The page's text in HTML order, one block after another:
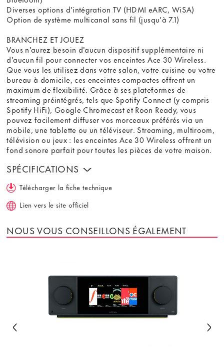
Diverses options d'intégration TV (HDMI eARC, WiSA)
Option de système multicanal sans fil (jusqu'à 7.1)
BRANCHEZ ET JOUEZ
Vous n'aurez besoin d'aucun dispositif supplémentaire ni
d'aucun fil pour connecter vos enceintes Ace 30 Wireless.
Que vous les utilisez dans votre salon, votre cuisine ou votre
bureau à domicile, ces enceintes compactes offrent un
maximum de flexibilité. Grâce à ses plateformes de
streaming préintégrés, tels que Spotify Connect (y compris
Spotify HiFi), Google Chromecast et Roon Ready, vous
pouvez facilement diffuser vos morceaux préférés via un
mobile, une tablette ou un téléviseur. Streaming, multiroom,
télévision ou jeux : les enceintes Ace 30 Wireless offrent un
fond sonore parfait pour toutes les pièces de votre maison.
SPÉCIFICATIONS
Télécharger la fiche technique
Lien vers le site officiel
NOUS VOUS CONSEILLONS ÉGALEMENT